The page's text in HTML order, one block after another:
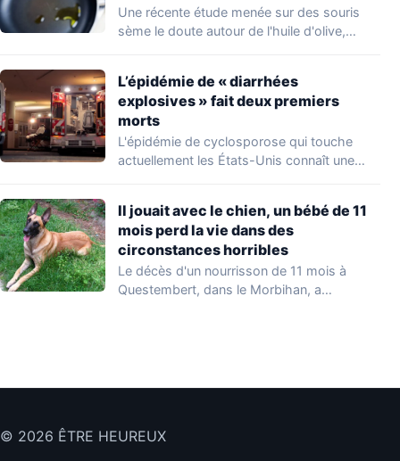
Une récente étude menée sur des souris
sème le doute autour de l'huile d'olive,…
L’épidémie de « diarrhées
explosives » fait deux premiers
morts
L'épidémie de cyclosporose qui touche
actuellement les États-Unis connaît une
Il jouait avec le chien, un bébé de 11
mois perd la vie dans des
circonstances horribles
Le décès d'un nourrisson de 11 mois à
Questembert, dans le Morbihan, a
© 2026 ÊTRE HEUREUX